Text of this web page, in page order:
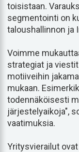
toisistaan.
segmentointi on
taloushallinnon ja
Voimme
strategiat ja
motiiveihin
mukaan.
todennäköisesti
järjestelyaikoja",
vaatimuksia.
Yritysvierailut